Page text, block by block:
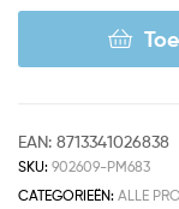
EAN: 8713341026838
SKU: 902609-PM683
CATEGORIEËN: ALLE